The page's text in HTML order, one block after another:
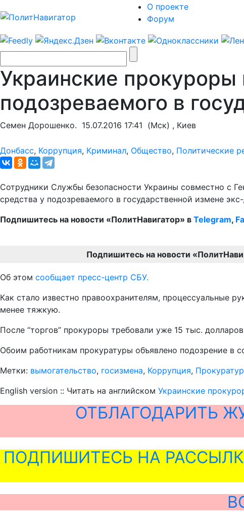
О проекте
Форум
Украинские
подозреваемого в
Семен Дорошенко. 15.07.2016 17:41 (Мск) , Киев
Донбасс, Коррупция, Криминал, Общество, Политические
Сотрудники Службы безопасности Украины совместно с
средства у подозреваемого в государственной измене
Подпишитесь на новости «ПолитНавигатор» в Telegram,
Подпишитесь на новости
Об этом сообщает пресс-центр СБУ.
Как стало известно правоохранителям, процессуальные
менее тяжкую.
После “торгов” прокуроры требовали уже 15 тыс. долларов
Обоим работникам прокуратуры объявлено подозрение в
Метки: вымогательство, госизмена, Коррупция,
English version :: Читать на английском Украинские
ОТБЛАГОДАРИТЬ
ПОДПИШИТЕСЬ НА